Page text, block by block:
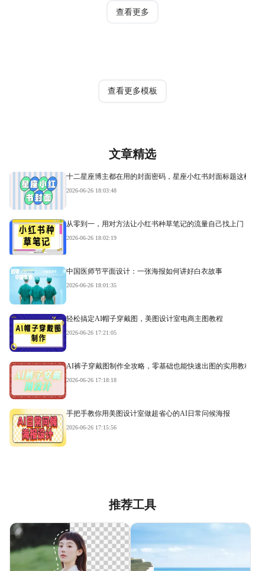
查看更多
查看更多模板
文章精选
十二星座博主都在用的封面密码，星座小红书封面标题这样写
2026-06-26 18:03:48
从零到一，用对方法让小红书种草笔记的流量自己找上门
2026-06-26 18:02:19
中国医师节平面设计：一张海报如何讲好白衣故事
2026-06-26 18:01:35
轻松搞定AI帽子穿戴图，美图设计室电商主图教程
2026-06-26 17:21:05
AI裤子穿戴图制作全攻略，零基础也能快速出图的实用教程
2026-06-26 17:18:18
手把手教你用美图设计室做超省心的AI日常问候海报
2026-06-26 17:15:56
推荐工具